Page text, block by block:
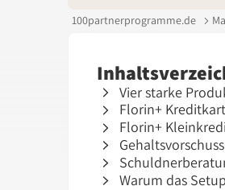
100partnerprogramme.de
Vier starke
Florin+
Florin+
Warum das